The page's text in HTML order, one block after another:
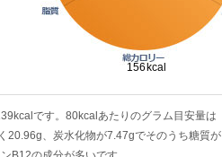
です。80kcalあたりのグラム目安量は
20.96g、炭水化物が7.47gでそのうち糖質が